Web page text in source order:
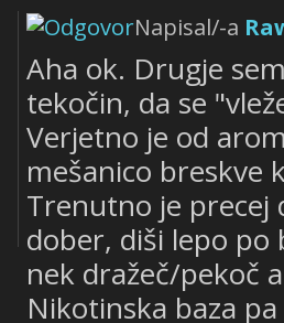
Napisal/-a
Aha ok. Drugje
tekočin, da se
Verjetno je od
mešanico breskve
Trenutno je precej
dober, diši lepo po
nek dražeč/pekoč
Nikotinska baza